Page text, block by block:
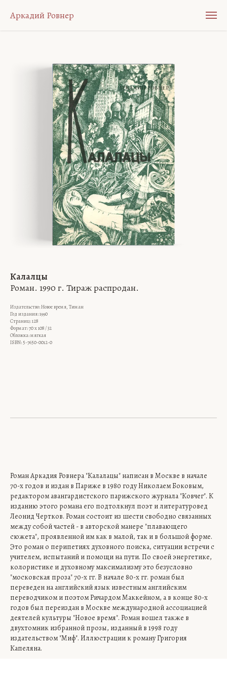
Аркадий Ровнер
Калалцы
Роман. 1990 г. Тираж распродан.
Издательство: Новое время, Тиман
Год издания: 1990
Страниц: 128
Формат: 70 x 108 / 32
Обложка: мягкая
ISBN: 5-7650-0012-0
Роман Аркадия Ровнера "Калалацы" написан в Москве в начале
70-х годов и издан в Париже в 1980 году Николаем Боковым,
редактором авангардистского парижского журнала "Ковчег". К
изданию этого романа его подтолкнул поэт и литературовед
Леонид Чертков. Роман состоит из шести свободно связанных
между собой частей - в авторской манере "плавающего
сюжета", проявленной им как в малой, так и в большой форме.
Это роман о перипетиях духовного поиска, ситуации встречи с
учителем, испытаний и помощи на пути. По своей энергетике,
колористике и духовному максимализму это безусловно
"московская проза" 70-х гг. В начале 80-х гг. роман был
переведен на английский язык известным английским
переводчиком и поэтом Ричардом Маккейном, а в конце 80-х
годов был переиздан в Москве международной ассоциацией
деятелей культуры "Новое время". Роман вошел также в
двухтомник избранной прозы, изданный в 1998 году
издательством "Миф". Иллюстрации к роману Григория
Капеляна.